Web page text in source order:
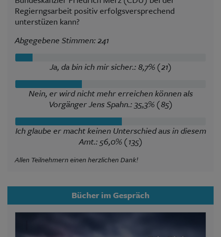
Regierngsarbeit positiv erfolgsversprechend
unterstüzen kann?
Abgegebene Stimmen: 241
Ja, da bin ich mir sicher.: 8,7% (21)
Nein, er wird nicht mehr erreichen können als
Vorgänger Jens Spahn.: 35,3% (85)
Ich glaube er macht keinen Unterschied aus in diesem
Amt.: 56,0% (135)
Allen Teilnehmern einen herzlichen Dank!
Bücher im Gespräch